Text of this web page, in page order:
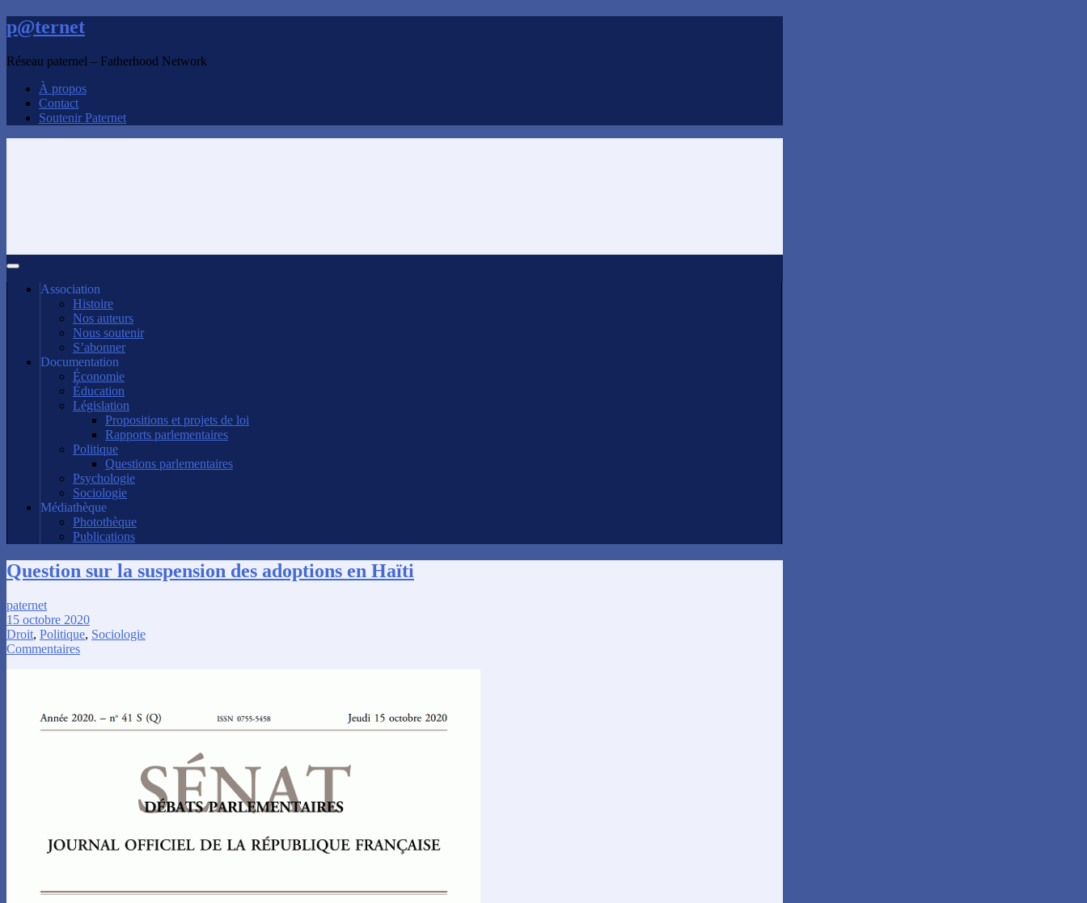
p@ternet
Réseau paternel – Fatherhood Network
À propos
Contact
Soutenir Paternet
Association
Histoire
Nos auteurs
Nous soutenir
S’abonner
Documentation
Économie
Éducation
Législation
Propositions et projets de loi
Rapports parlementaires
Politique
Questions parlementaires
Psychologie
Sociologie
Médiathèque
Photothèque
Publications
Question sur la suspension des adoptions en Haïti
paternet
15 octobre 2020
Droit, Politique, Sociologie
Commentaires